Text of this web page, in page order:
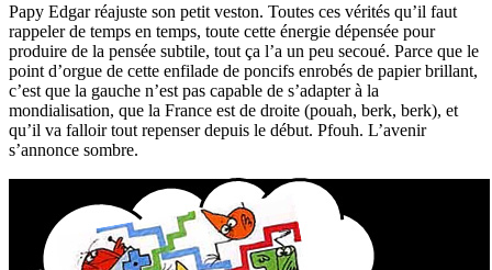
Papy Edgar réajuste son petit veston. Toutes ces vérités qu’il faut
rappeler de temps en temps, toute cette énergie dépensée pour
produire de la pensée subtile, tout ça l’a un peu secoué. Parce que le
point d’orgue de cette enfilade de poncifs enrobés de papier brillant,
c’est que la gauche n’est pas capable de s’adapter à la
mondialisation, que la France est de droite (pouah, berk, berk), et
qu’il va falloir tout repenser depuis le début. Pfouh. L’avenir
s’annonce sombre.